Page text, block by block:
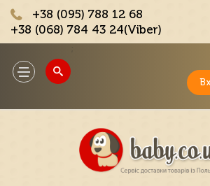
+38 (095) 788 12 68
+38 (068) 784 43 24(Viber)
Toggle
navigation